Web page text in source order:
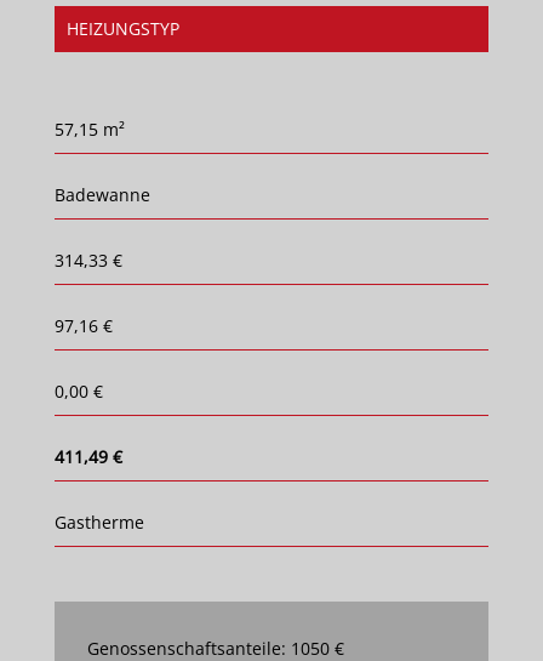
HEIZUNGSTYP
57,15 m²
Badewanne
314,33 €
97,16 €
0,00 €
411,49 €
Gastherme
Genossenschaftsanteile: 1050 €